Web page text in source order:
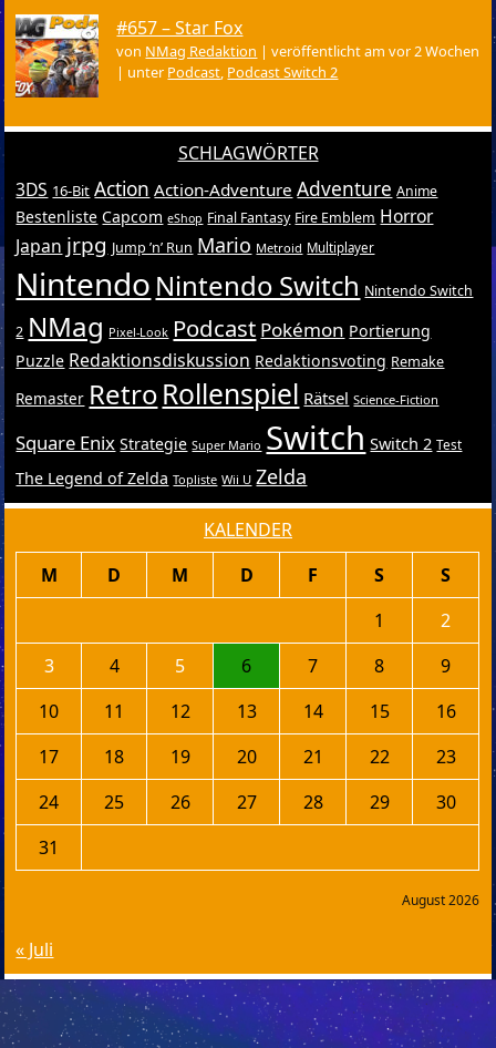
#657 – Star Fox
von NMag Redaktion |veröffentlicht am vor 2 Wochen
| unter Podcast, Podcast Switch 2
SCHLAGWÖRTER
3DS 16-Bit Action Action-Adventure Adventure Anime
Bestenliste Capcom eShop Final Fantasy Fire Emblem Horror
Japan jrpg Jump ’n’ Run Mario Metroid Multiplayer
Nintendo Nintendo Switch Nintendo Switch
2 NMag Pixel-Look Podcast Pokémon Portierung
Puzzle Redaktionsdiskussion Redaktionsvoting Remake
Remaster RetroRollenspiel Rätsel Science-Fiction
Square Enix Strategie Super Mario Switch Switch 2 Test
The Legend of Zelda Topliste Wii U Zelda
KALENDER
August 2026
M D M D F S
S
1
2
3
4 5 6 7 8
9
10
11 12 13 14 15
16
17
18 19 20 21 22
23
24
25 26 27 28 29
30
31
« Juli